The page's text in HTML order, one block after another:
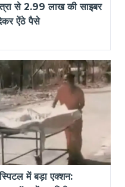
से 2.99 लाख की साइबर
ऐंठे पैसे
में बड़ा एक्शन: